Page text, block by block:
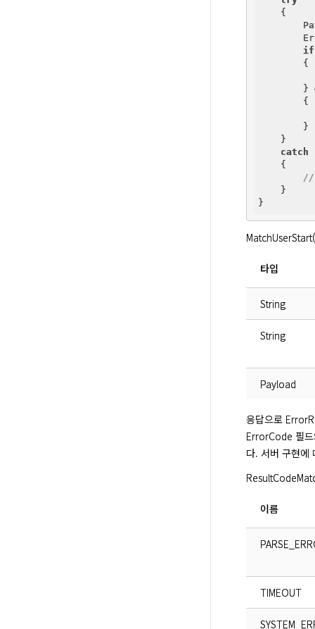
    {
if
        }
        {
        }
    }
catch
    {
//
    }
타입
String
String
Payload
응답으로
ErrorCode 필드
다. 서버 구현에
이름
TIMEOUT